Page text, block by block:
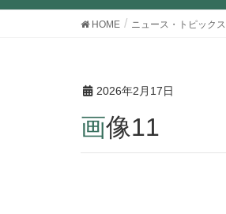
HOME ニュース・トピックス
2026年2月17日
画像11